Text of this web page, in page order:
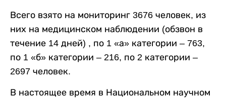
Всего взято на мониторинг 3676 человек, из
них на медицинском наблюдении (обзвон в
течение 14 дней) , по 1 «а» категории – 763,
по 1 «б» категории – 216, по 2 категории –
2697 человек.
В настоящее время в Национальном научном